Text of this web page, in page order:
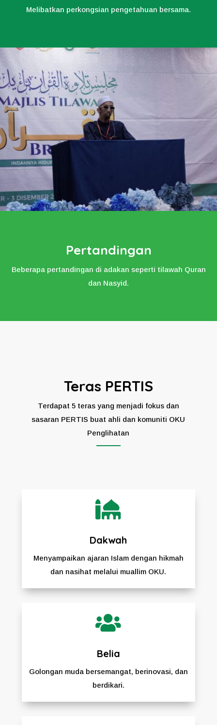
Melibatkan perkongsian pengetahuan bersama.
Pertandingan
Beberapa pertandingan di adakan seperti tilawah Quran
dan Nasyid.
Teras PERTIS
Terdapat 5 teras yang menjadi fokus dan
sasaran PERTIS buat ahli dan komuniti OKU
Penglihatan

Dakwah
Menyampaikan ajaran Islam dengan hikmah
dan nasihat melalui muallim OKU.

Belia
Golongan muda bersemangat, berinovasi, dan
berdikari.